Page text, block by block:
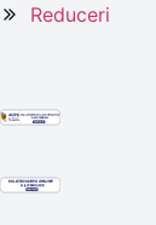
Reduceri